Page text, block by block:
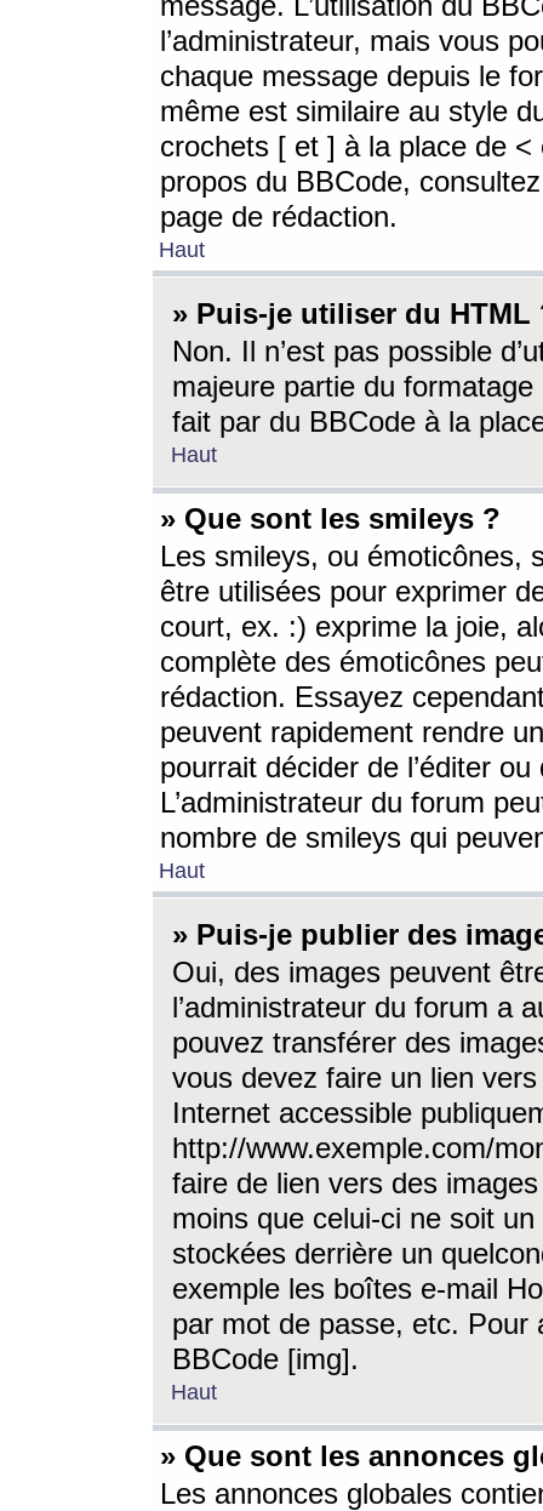
l’administrateur, mais vous
chaque message depuis le
même est similaire au style
crochets [ et ] à la place de <
propos du BBCode,
page de rédaction.
Haut
» Puis-je utiliser du HTML
Non. Il n’est pas possible
majeure partie du
fait par du BBCode à la
Haut
» Que sont les smileys ?
Les smileys, ou émoticônes,
être utilisées pour exprimer
court, ex. :) exprime la joie,
complète des émoticônes
rédaction. Essayez
peuvent rapidement rendre
pourrait décider de l’éditer
L’administrateur du forum
nombre de smileys qui
Haut
» Puis-je publier des
Oui, des images peuvent
l’administrateur du forum a
pouvez transférer des
vous devez faire un lien
Internet accessible
http://www.exemple.com/
faire de lien vers des
moins que celui-ci ne soit
stockées derrière un
exemple les boîtes e-mail
par mot de passe, etc. Pour
BBCode [img].
Haut
» Que sont les annonces
Les annonces globales